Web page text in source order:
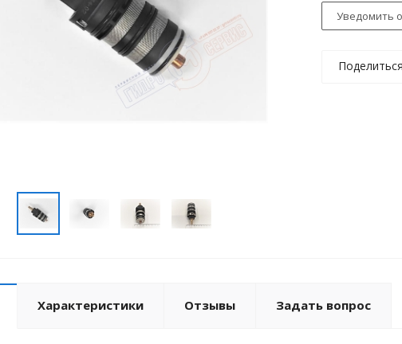
Уведомить
Поделиться
Характеристики Отзывы Задать вопрос